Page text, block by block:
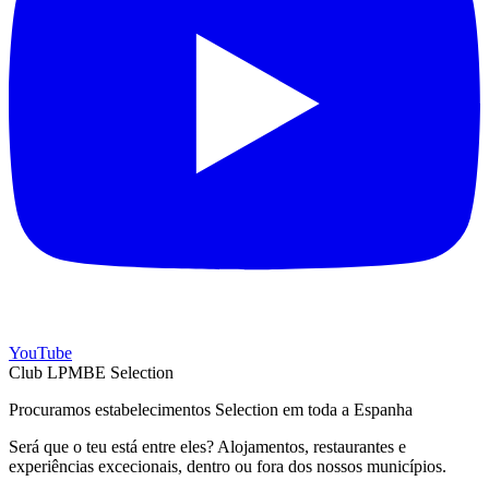
YouTube
Club LPMBE Selection
Procuramos estabelecimentos Selection em toda a Espanha
Será que o teu está entre eles? Alojamentos, restaurantes e
experiências excecionais, dentro ou fora dos nossos municípios.